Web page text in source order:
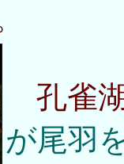
孔雀
が尾羽